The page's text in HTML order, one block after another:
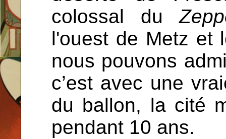
colossal du
l'ouest de Metz et
nous pouvons
c’est avec une
du ballon, la cité
pendant 10 ans.